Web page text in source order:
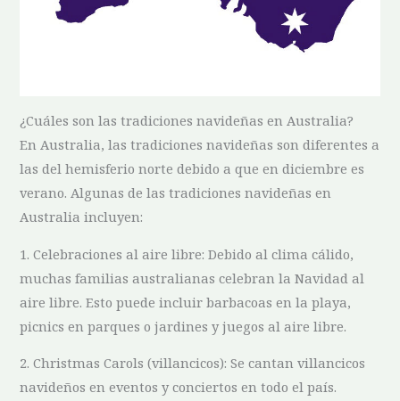
¿Cuáles son las tradiciones navideñas en‌ Australia?
En Australia, las tradiciones navideñas son diferentes a
las del hemisferio norte debido a que en diciembre es
verano. Algunas de las tradiciones navideñas en
Australia incluyen:
1. Celebraciones al aire ⁤libre: Debido al clima cálido,
muchas ⁢familias australianas celebran la Navidad al
⁢aire libre. Esto puede ⁤incluir barbacoas en la playa,
picnics en parques o jardines y juegos‌ al aire libre.
2.⁢ Christmas Carols (villancicos): ⁤Se cantan villancicos
navideños en eventos‌ y conciertos⁣ en todo el país.